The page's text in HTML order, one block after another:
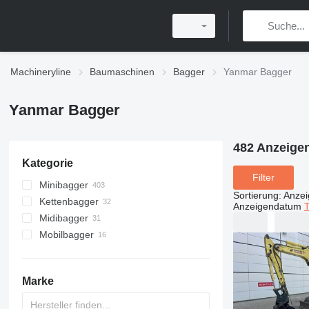
Machineryline Baumaschinen Bagger Yanmar Bagger
Yanmar Bagger
Kategorie
Minibagger
Kettenbagger
Midibagger
Mobilbagger
Marke
482
Filter
Sortierung:
Anzeigendatum